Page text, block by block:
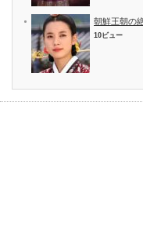
朝鮮王朝の
10ビュー